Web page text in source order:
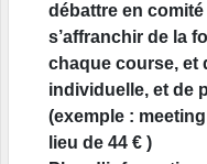
débattre en
s’affranchir de la
chaque course, et
individuelle, et de
(exemple :
lieu de 44 € )